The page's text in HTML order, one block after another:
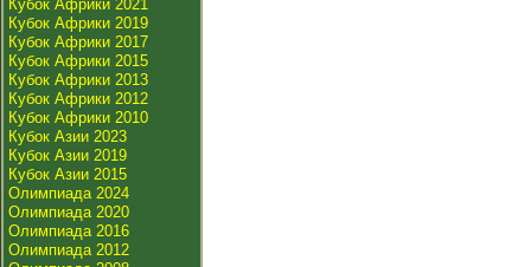
Кубок Африки 2021
Кубок Африки 2019
Кубок Африки 2017
Кубок Африки 2015
Кубок Африки 2013
Кубок Африки 2012
Кубок Африки 2010
Кубок Азии 2023
Кубок Азии 2019
Кубок Азии 2015
Олимпиада 2024
Олимпиада 2020
Олимпиада 2016
Олимпиада 2012